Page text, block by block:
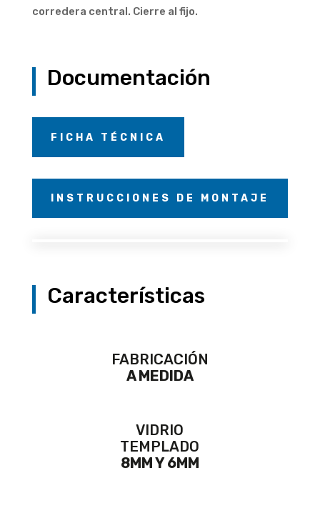
corredera central. Cierre al fijo.
Documentación
FICHA TÉCNICA
INSTRUCCIONES DE MONTAJE
Características
FABRICACIÓN
A MEDIDA
VIDRIO
TEMPLADO
8MM Y 6MM